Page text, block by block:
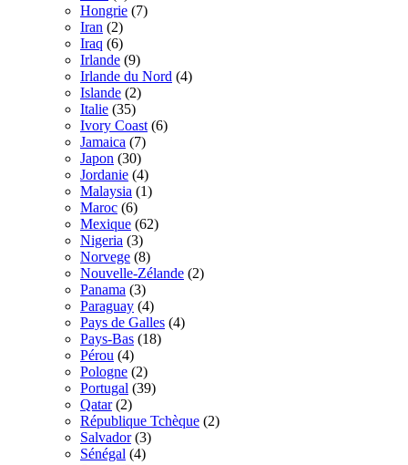
Hongrie (7)
Iran (2)
Iraq (6)
Irlande (9)
Irlande du Nord (4)
Islande (2)
Italie (35)
Ivory Coast (6)
Jamaica (7)
Japon (30)
Jordanie (4)
Malaysia (1)
Maroc (6)
Mexique (62)
Nigeria (3)
Norvege (8)
Nouvelle-Zélande (2)
Panama (3)
Paraguay (4)
Pays de Galles (4)
Pays-Bas (18)
Pérou (4)
Pologne (2)
Portugal (39)
Qatar (2)
République Tchèque (2)
Salvador (3)
Sénégal (4)